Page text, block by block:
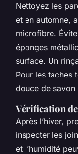
Nettoyez les
et en automne,
microfibre.
éponges
surface. Un
Pour les taches
douce de
Vérification
Après l’hiver,
inspecter les
et l’humidité